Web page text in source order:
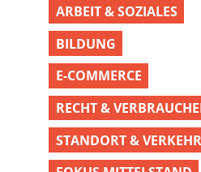
ARBEIT & SOZIALES
BILDUNG
E-COMMERCE
RECHT &
STANDORT & VERKEHR